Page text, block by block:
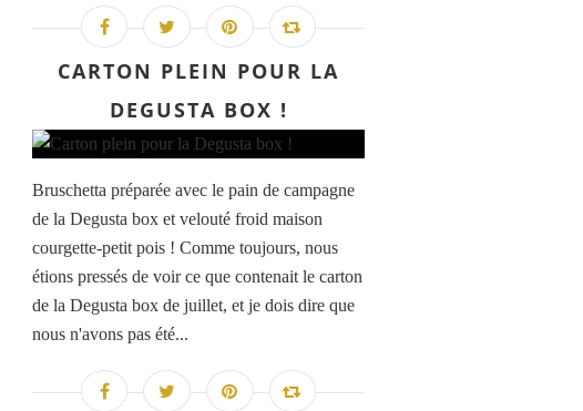
CARTON PLEIN POUR LA
DEGUSTA BOX !
Bruschetta préparée avec le pain de campagne
de la Degusta box et velouté froid maison
courgette-petit pois ! Comme toujours, nous
étions pressés de voir ce que contenait le carton
de la Degusta box de juillet, et je dois dire que
nous n'avons pas été...